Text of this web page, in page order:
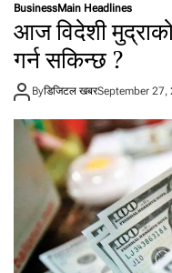
प
छि
से
ना
थि
ठे
‘
श्न
’
मा
डौँ
आ
बि
हा
न
१
०
जे
दे
खि
५
BusinessMain Headlines
आज विदेशी
गर्न सकिन्छ ?
Byडिजिटल खबरSeptember 27,